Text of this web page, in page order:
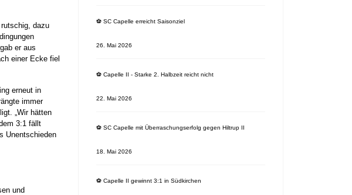
dazu
er aus
einer Ecke fiel
erneut in
immer
„Wir hätten
3:1 fällt
Unentschieden
und
⚽️ SC Capelle erreicht Saisonziel
26. Mai 2026
⚽️ Capelle II - Starke 2. Halbzeit reicht nicht
22. Mai 2026
⚽️ SC Capelle mit Überraschungserfolg gegen Hiltrup II
18. Mai 2026
⚽️ Capelle II gewinnt 3:1 in Südkirchen